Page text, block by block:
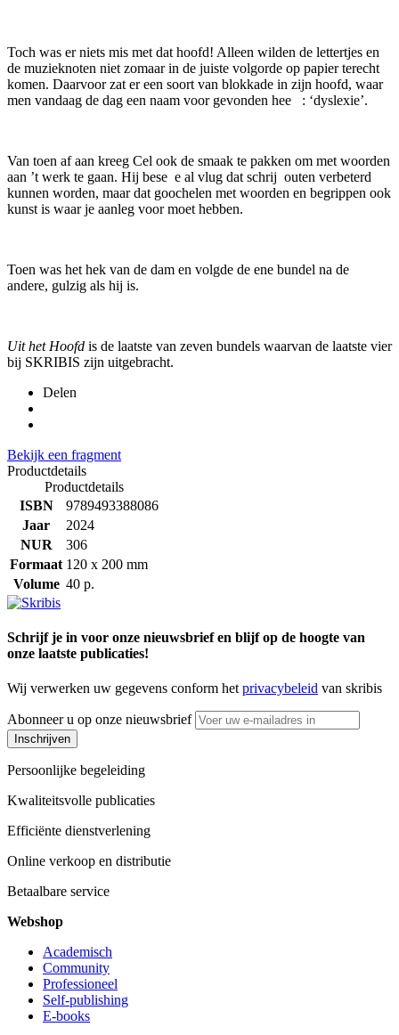
Toch was er niets mis met dat hoofd! Alleen wilden de lettertjes en
de muzieknoten niet zomaar in de juiste volgorde op papier terecht
komen. Daarvoor zat er een soort van blokkade in zijn hoofd, waar
men vandaag de dag een naam voor gevonden hee : ‘dyslexie’.
Van toen af aan kreeg Cel ook de smaak te pakken om met woorden
aan ’t werk te gaan. Hij bese e al vlug dat schrij outen verbeterd
kunnen worden, maar dat goochelen met woorden en begrippen ook
kunst is waar je aanleg voor moet hebben.
Toen was het hek van de dam en volgde de ene bundel na de
andere, gulzig als hij is.
Uit het Hoofd is de laatste van zeven bundels waarvan de laatste vier
bij SKRIBIS zijn uitgebracht.
Delen
Bekijk een fragment
Productdetails
Productdetails
ISBN
9789493388086
Jaar
2024
NUR
306
Formaat 120 x 200 mm
Volume 40 p.
Schrijf je in voor onze nieuwsbrief en blijf op de hoogte van
onze laatste publicaties!
Wij verwerken uw gegevens conform het privacybeleid van skribis
Abonneer u op onze nieuwsbrief
Inschrijven
Persoonlijke begeleiding
Kwaliteitsvolle publicaties
Efficiënte dienstverlening
Online verkoop en distributie
Betaalbare service
Webshop
Academisch
Community
Professioneel
Self-publishing
E-books